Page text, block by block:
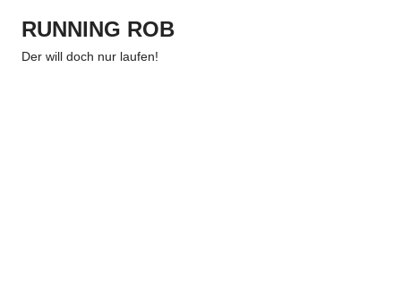
Inhalt
springen
RUNNING ROB
Der will doch nur laufen!